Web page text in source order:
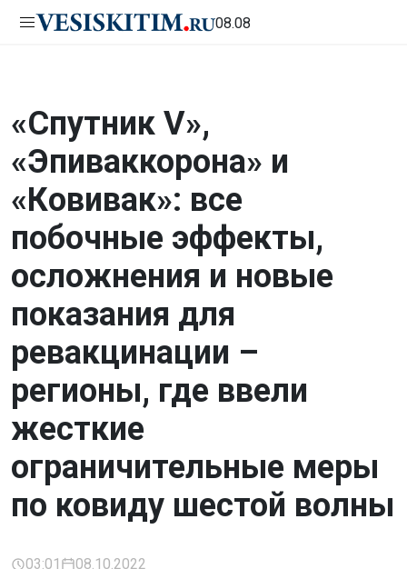
08.08
«Спутник V»,
«Эпиваккорона» и
«Ковивак»: все
побочные эффекты,
осложнения и новые
показания для
ревакцинации –
регионы, где ввели
жесткие
ограничительные меры
по ковиду шестой волны
03:01 08.10.2022